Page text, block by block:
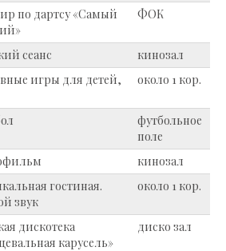
по дартсу «Самый
ФОК
сеанс
кинозал
игры для детей,
около 1 кор.
футбольное
поле
кинозал
гостиная.
звук
около 1 кор.
дискотека
карусель»
диско зал